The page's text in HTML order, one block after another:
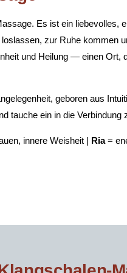
Es ist ein liebevolles,
zur Ruhe kommen
und Heilung — einen
geboren aus
tauche ein in die
innere Weisheit | Ria=